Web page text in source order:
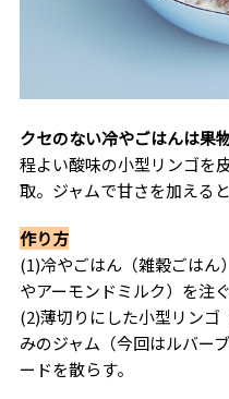
クセのない冷やごはんは果
程よい酸味の小型リンゴを
取。ジャムで甘さを加える
作り方
(1)冷やごはん（雑穀ごはん
やアーモンドミルク）を注ぐ
(2)薄切りにした小型リンゴ
みのジャム（今回はルバー
ードを散らす。